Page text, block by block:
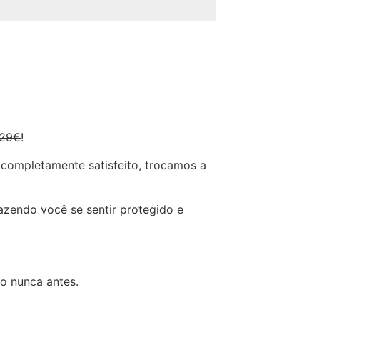
!
satisfeito, trocamos a
você se sentir protegido e
nunca antes.